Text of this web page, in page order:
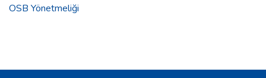
OSB Yönetmeliği